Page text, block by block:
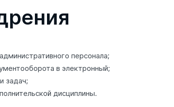
персонала;
в электронный;
задач;
дисциплины.